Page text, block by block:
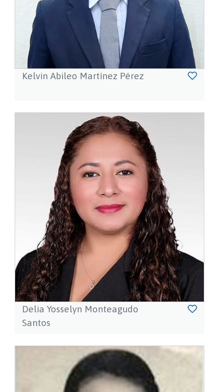
Kelvin Abileo Martínez Pérez
Delia Yosselyn Monteagudo
Santos